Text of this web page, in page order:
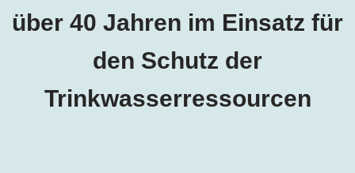
über 40 Jahren im Einsatz für
den Schutz der
Trinkwasserressourcen